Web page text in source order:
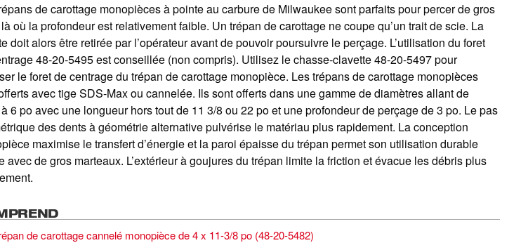
de carottage monopièces à pointe au carbure de Milwaukee sont parfaits pour percer de gros
où la profondeur est relativement faible. Un trépan de carottage ne coupe qu’un trait de scie. La
doit alors être retirée par l’opérateur avant de pouvoir poursuivre le perçage. L’utilisation du foret
48-20-5495 est conseillée (non compris). Utilisez le chasse-clavette 48-20-5497 pour
le foret de centrage du trépan de carottage monopièce. Les trépans de carottage monopièces
avec tige SDS-Max ou cannelée. Ils sont offerts dans une gamme de diamètres allant de
6 po avec une longueur hors tout de 11 3/8 ou 22 po et une profondeur de perçage de 3 po. Le pas
des dents à géométrie alternative pulvérise le matériau plus rapidement. La conception
maximise le transfert d’énergie et la paroi épaisse du trépan permet son utilisation durable
avec de gros marteaux. L’extérieur à goujures du trépan limite la friction et évacue les débris plus
de carottage cannelé monopièce de 4 x 11-3/8 po (48-20-5482)